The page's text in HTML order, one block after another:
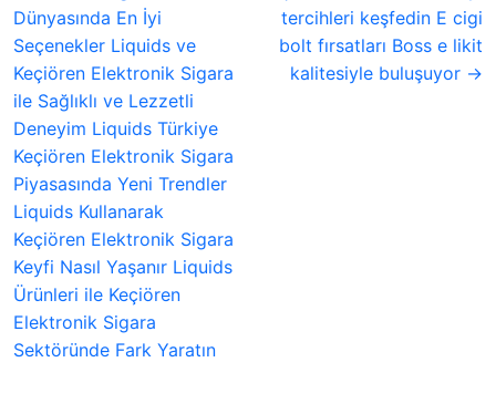
Dünyasında En İyi
Seçenekler Liquids ve
Keçiören Elektronik Sigara
ile Sağlıklı ve Lezzetli
Deneyim Liquids Türkiye
Keçiören Elektronik Sigara
Piyasasında Yeni Trendler
Liquids Kullanarak
Keçiören Elektronik Sigara
Keyfi Nasıl Yaşanır Liquids
Ürünleri ile Keçiören
Elektronik Sigara
Sektöründe Fark Yaratın
tercihleri keşfedin E cigi
bolt fırsatları Boss e likit
kalitesiyle buluşuyor →